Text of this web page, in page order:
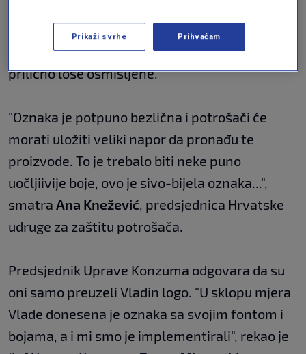
prestaju. Prvo, oznake ograničenih cijena na
policama trgovačkih lanaca marketinški su
prilično loše osmišljene.
"Oznaka je potpuno bezlična i potrošači će
morati uložiti veliki napor da pronađu te
proizvode. To je trebalo biti neke puno
uočljiivije boje, ovo je sivo-bijela oznaka...",
smatra Ana Knežević, predsjednica Hrvatske
udruge za zaštitu potrošača.
Predsjednik Uprave Konzuma odgovara da su
oni samo preuzeli Vladin logo. "U sklopu mjera
Vlade donesena je oznaka sa svojim fontom i
bojama, a i mi smo je implementirali", rekao je
Prikaži svrhe Prihvaćam